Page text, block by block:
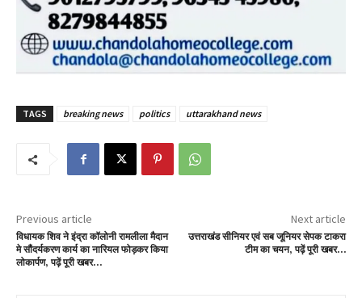
TAGS breaking news politics uttarakhand news
Previous article
विधायक शिव ने इंद्रा कॉलोनी रामलीला मैदान
मे सौंदर्यकरण कार्य का नारियल फोड़कर किया
लोकार्पण, पढ़ें पूरी खबर…
Next article
उत्तराखंड सीनियर एवं सब जूनियर सेपक टाकरा
टीम का चयन, पढ़ें पूरी खबर…